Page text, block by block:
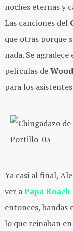
noches eternas y
Las canciones del
que otras porque
nada. Se
películas de
para los
Ya casi al final,
ver aPapa Roach
entonces, bandas
lo que reinaban